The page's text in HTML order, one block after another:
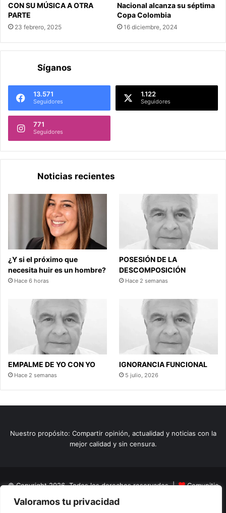
Valoramos tu privacidad
CON SU MÚSICA A OTRA
PARTE
23 febrero, 2025
Nacional alcanza su séptima
Copa Colombia
16 diciembre, 2024
Síganos
13.571
Seguidores
1.122
Seguidores
771
Seguidores
Noticias recientes
¿Y si el próximo que
necesita huir es un hombre?
Hace 6 horas
POSESIÓN DE LA
DESCOMPOSICIÓN
Hace 2 semanas
EMPALME DE YO CON YO
Hace 2 semanas
IGNORANCIA FUNCIONAL
5 julio, 2026
Nuestro propósito: Compartir opinión, actualidad y noticias con la
mejor calidad y sin censura.
© Copyright 2026, Todos los derechos reservados |
Comunitic
SAS BICNit 901228106